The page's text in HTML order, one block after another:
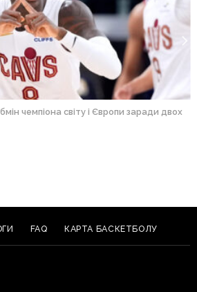
чемпіона світу і Європи заради двох
FAQ КАРТА БАСКЕТБОЛУ